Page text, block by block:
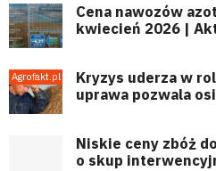
Cena nawozów
kwiecień 2026 |
Kryzys uderza w
uprawa pozwala
Niskie ceny zbóż
o skup